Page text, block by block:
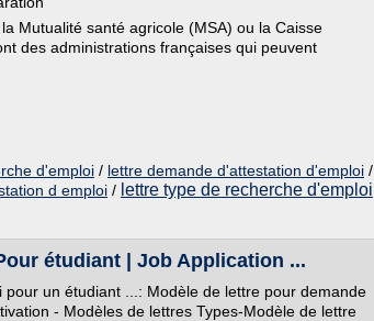
Mutualité santé agricole (MSA) ou la Caisse
des administrations françaises qui peuvent
d'emploi / lettre demande d'attestation d'emploi /
d emploi / lettre type de recherche d'emploi
étudiant | Job Application ...
un étudiant ...: Modèle de lettre pour demande
- Modèles de lettres Types-Modèle de lettre